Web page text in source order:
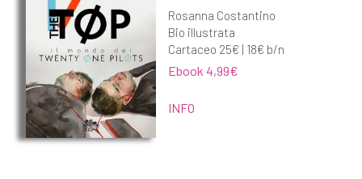
Rosanna Costantino
Bio illustrata
Cartaceo 25€ | 18€ b/n
Ebook 4,99€
INFO